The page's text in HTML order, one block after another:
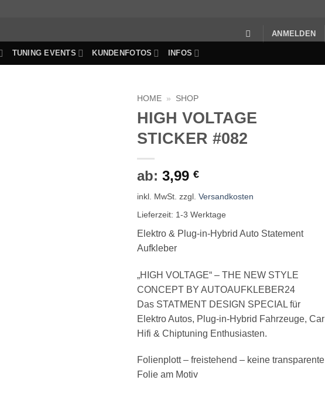
ANMELDEN
TUNING EVENTS KUNDENFOTOS INFOS
HOME » SHOP
HIGH VOLTAGE
STICKER #082
ab: 3,99 €
inkl. MwSt. zzgl. Versandkosten
Lieferzeit: 1-3 Werktage
Elektro & Plug-in-Hybrid Auto Statement
Aufkleber
„HIGH VOLTAGE“ – THE NEW STYLE
CONCEPT BY AUTOAUFKLEBER24
Das STATMENT DESIGN SPECIAL für
Elektro Autos, Plug-in-Hybrid Fahrzeuge, Car
Hifi & Chiptuning Enthusiasten.
Folienplott – freistehend – keine transparente
Folie am Motiv